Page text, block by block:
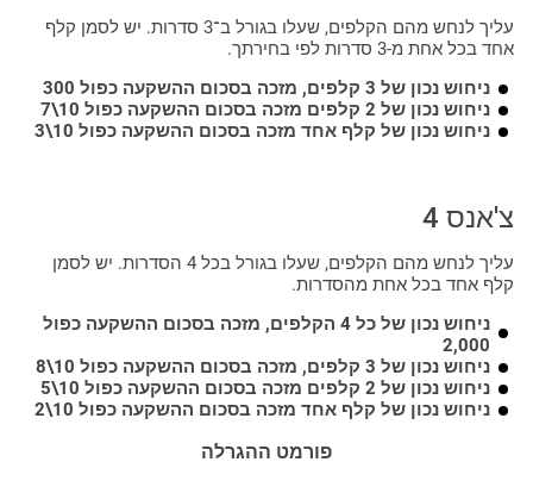
עליך לנחש מהם הקלפים, שעלו בגורל ב־3 סדרות. יש לסמן קלף
אחד בכל אחת מ-3 סדרות לפי בחירתך.
ניחוש נכון של 3 קלפים, מזכה בסכום ההשקעה כפול 300
ניחוש נכון של 2 קלפים מזכה בסכום ההשקעה כפול 10\7
ניחוש נכון של קלף אחד מזכה בסכום ההשקעה כפול 10\3
צ'אנס 4
עליך לנחש מהם הקלפים, שעלו בגורל בכל 4 הסדרות. יש לסמן
קלף אחד בכל אחת מהסדרות.
ניחוש נכון של כל 4 הקלפים, מזכה בסכום ההשקעה כפול
2,000
ניחוש נכון של 3 קלפים, מזכה בסכום ההשקעה כפול 10\8
ניחוש נכון של 2 קלפים מזכה בסכום ההשקעה כפול 10\5
ניחוש נכון של קלף אחד מזכה בסכום ההשקעה כפול 10\2
פורמט ההגרלה